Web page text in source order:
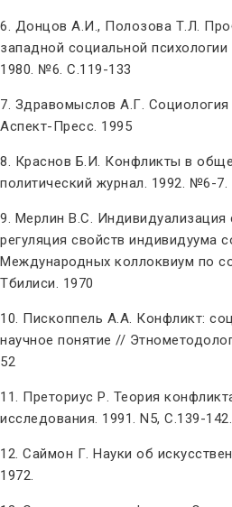
6. Донцов А.И., Полозова Т.Л.
западной социальной
1980. №6. С.119-133
7. Здравомыслов А.Г.
Аспект-Пресс. 1995
8. Краснов Б.И. Конфликты в
политический журнал. 1992. №6-7.
9. Мерлин В.С. Индивидуализация
регуляция свойств индивидуума
Международных коллоквиум по
Тбилиси. 1970
10. Пископпель А.А. Конфликт:
научное понятие //
52
11. Преториус Р. Теория
исследования. 1991. N5, С.139-142.
12. Саймон Г. Науки об
1972.